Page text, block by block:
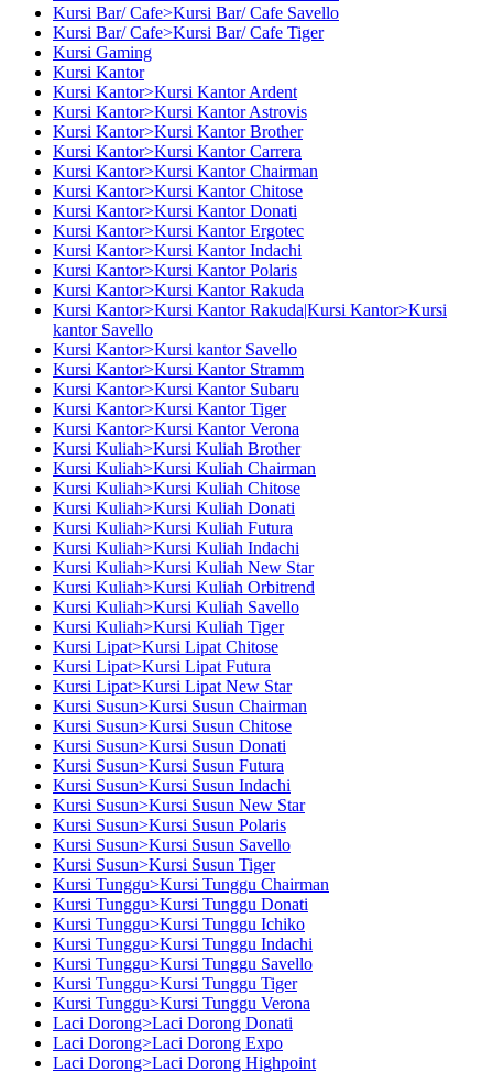
Kursi Bar/ Cafe>Kursi Bar/ Cafe Savello
Kursi Bar/ Cafe>Kursi Bar/ Cafe Tiger
Kursi Gaming
Kursi Kantor
Kursi Kantor>Kursi Kantor Ardent
Kursi Kantor>Kursi Kantor Astrovis
Kursi Kantor>Kursi Kantor Brother
Kursi Kantor>Kursi Kantor Carrera
Kursi Kantor>Kursi Kantor Chairman
Kursi Kantor>Kursi Kantor Chitose
Kursi Kantor>Kursi Kantor Donati
Kursi Kantor>Kursi Kantor Ergotec
Kursi Kantor>Kursi Kantor Indachi
Kursi Kantor>Kursi Kantor Polaris
Kursi Kantor>Kursi Kantor Rakuda
Kursi Kantor>Kursi Kantor Rakuda|Kursi Kantor>Kursi
kantor Savello
Kursi Kantor>Kursi kantor Savello
Kursi Kantor>Kursi Kantor Stramm
Kursi Kantor>Kursi Kantor Subaru
Kursi Kantor>Kursi Kantor Tiger
Kursi Kantor>Kursi Kantor Verona
Kursi Kuliah>Kursi Kuliah Brother
Kursi Kuliah>Kursi Kuliah Chairman
Kursi Kuliah>Kursi Kuliah Chitose
Kursi Kuliah>Kursi Kuliah Donati
Kursi Kuliah>Kursi Kuliah Futura
Kursi Kuliah>Kursi Kuliah Indachi
Kursi Kuliah>Kursi Kuliah New Star
Kursi Kuliah>Kursi Kuliah Orbitrend
Kursi Kuliah>Kursi Kuliah Savello
Kursi Kuliah>Kursi Kuliah Tiger
Kursi Lipat>Kursi Lipat Chitose
Kursi Lipat>Kursi Lipat Futura
Kursi Lipat>Kursi Lipat New Star
Kursi Susun>Kursi Susun Chairman
Kursi Susun>Kursi Susun Chitose
Kursi Susun>Kursi Susun Donati
Kursi Susun>Kursi Susun Futura
Kursi Susun>Kursi Susun Indachi
Kursi Susun>Kursi Susun New Star
Kursi Susun>Kursi Susun Polaris
Kursi Susun>Kursi Susun Savello
Kursi Susun>Kursi Susun Tiger
Kursi Tunggu>Kursi Tunggu Chairman
Kursi Tunggu>Kursi Tunggu Donati
Kursi Tunggu>Kursi Tunggu Ichiko
Kursi Tunggu>Kursi Tunggu Indachi
Kursi Tunggu>Kursi Tunggu Savello
Kursi Tunggu>Kursi Tunggu Tiger
Kursi Tunggu>Kursi Tunggu Verona
Laci Dorong>Laci Dorong Donati
Laci Dorong>Laci Dorong Expo
Laci Dorong>Laci Dorong Highpoint